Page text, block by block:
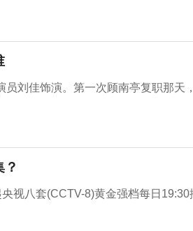
刘佳饰演。第一次顾南亭复职那天
？
视八套(CCTV-8)黄金强档每日